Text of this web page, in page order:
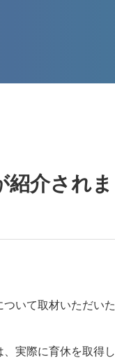
紹介されま
いて取材いただいた
実際に育休を取得し